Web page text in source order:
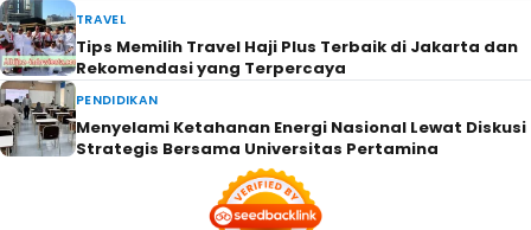
TRAVEL
Tips Memilih Travel Haji Plus Terbaik di Jakarta dan
Rekomendasi yang Terpercaya
PENDIDIKAN
Menyelami Ketahanan Energi Nasional Lewat Diskusi
Strategis Bersama Universitas Pertamina